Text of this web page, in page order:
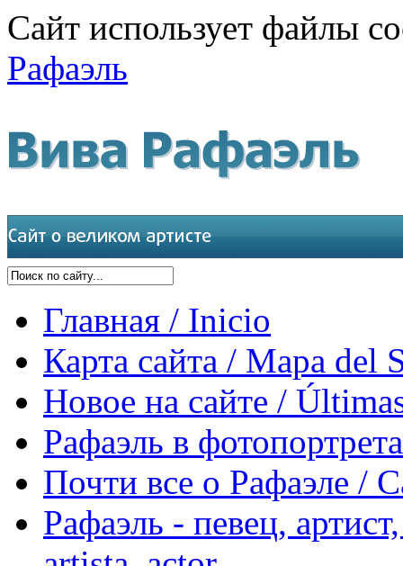
Сайт использует файлы
Рафаэль
Главная / Inicio
Карта сайта / Mapa del
Новое на сайте /
Рафаэль в
Почти все о Рафаэле /
Рафаэль - певец,